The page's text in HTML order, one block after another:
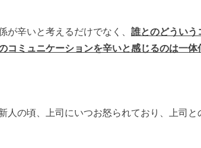
が辛いと考えるだけでなく、 誰とのどういう
コミュニケーションを辛いと感じるのは一体
人の頃、上司にいつお怒られており、上司と